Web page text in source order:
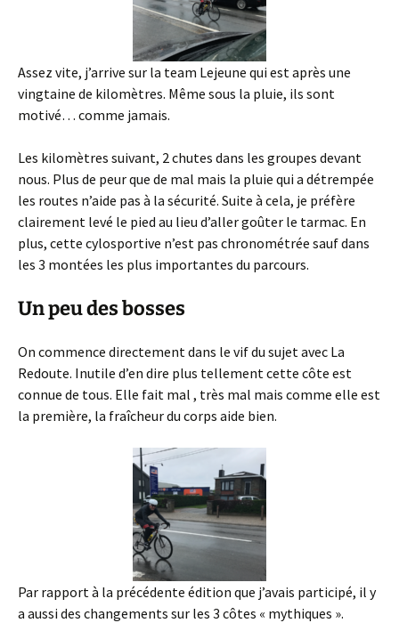
Assez vite, j’arrive sur la team Lejeune qui est après une
vingtaine de kilomètres. Même sous la pluie, ils sont
motivé… comme jamais.
Les kilomètres suivant, 2 chutes dans les groupes devant
nous. Plus de peur que de mal mais la pluie qui a détrempée
les routes n’aide pas à la sécurité. Suite à cela, je préfère
clairement levé le pied au lieu d’aller goûter le tarmac. En
plus, cette cylosportive n’est pas chronométrée sauf dans
les 3 montées les plus importantes du parcours.
Un peu des bosses
On commence directement dans le vif du sujet avec La
Redoute. Inutile d’en dire plus tellement cette côte est
connue de tous. Elle fait mal , très mal mais comme elle est
la première, la fraîcheur du corps aide bien.
Par rapport à la précédente édition que j’avais participé, il y
a aussi des changements sur les 3 côtes « mythiques ».